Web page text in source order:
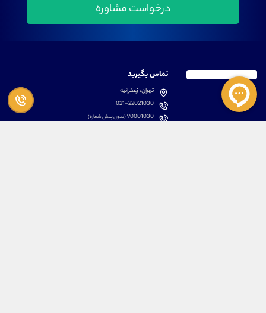
تماس بگیرید
تهران، زعفرانیه
021-22021030
90001030(بدون پیش شماره)